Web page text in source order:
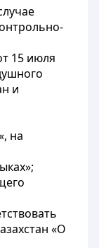
15 июля
и
на
«О